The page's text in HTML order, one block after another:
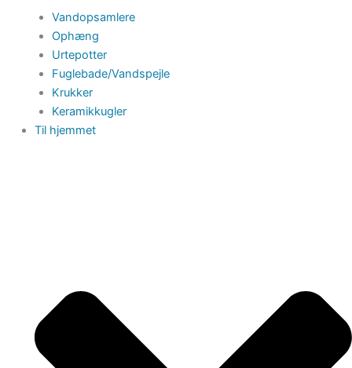
Vandopsamlere
Ophæng
Urtepotter
Fuglebade/Vandspejle
Krukker
Keramikkugler
Til hjemmet